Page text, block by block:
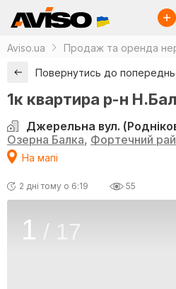
Aviso.ua Продаж та оренда
Повернутись до
1к квартира р-н
Джерельна вул.
Озерна Балка, Фортечний
На мапі
2 дні тому о 6:19 55
1 / 17